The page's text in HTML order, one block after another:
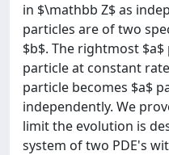
in $\mathbb Z$ as
particles are of two
$b$. The rightmost
particle at constant
particle becomes $a$
independently. We
limit the evolution is
system of two PDE's